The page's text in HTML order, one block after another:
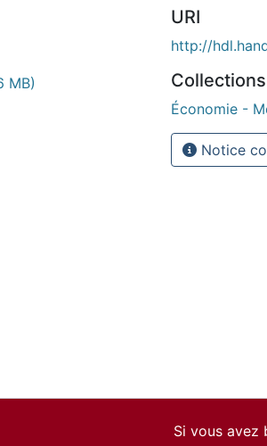
MB)
URI
http://
Collections
Économie -
Notice
Si vous avez